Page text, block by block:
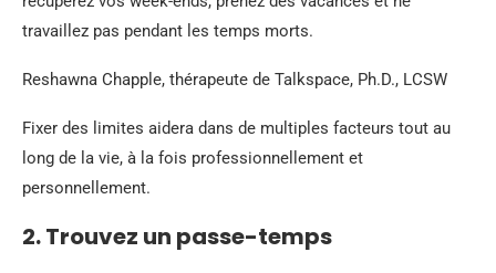
travaillez pas pendant les temps morts.
Reshawna Chapple, thérapeute de Talkspace, Ph.D., LCSW
Fixer des limites aidera dans de multiples facteurs tout au
long de la vie, à la fois professionnellement et
personnellement.
2. Trouvez un passe-temps